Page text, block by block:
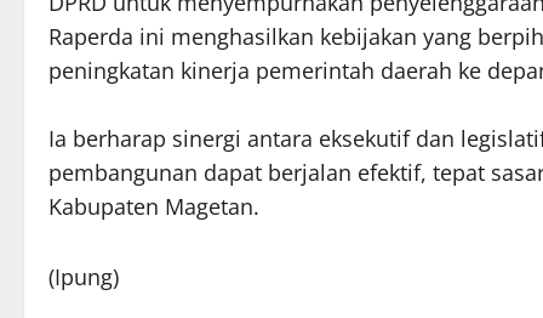
Raperda ini menghasilkan kebijakan yang
peningkatan kinerja pemerintah daerah ke
Ia berharap sinergi antara eksekutif dan
pembangunan dapat berjalan efektif, tepat
Kabupaten Magetan.
(Ipung)